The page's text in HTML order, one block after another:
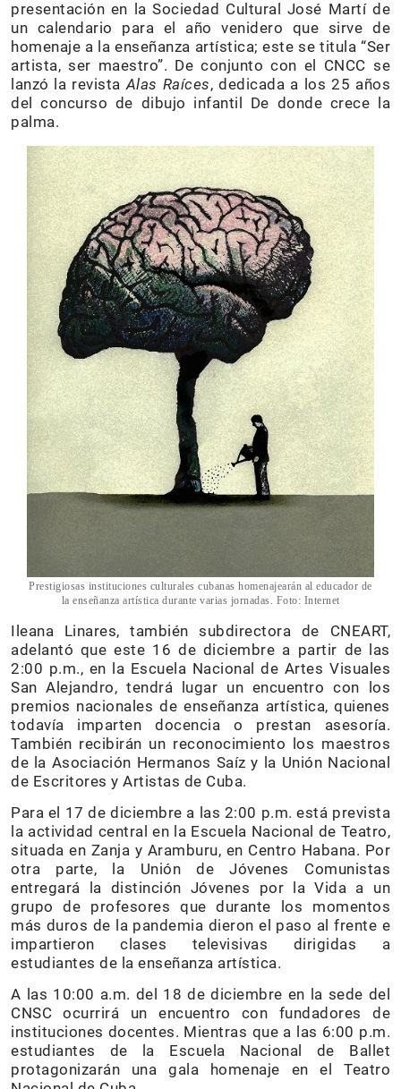
presentación en la Sociedad Cultural José Martí de
un calendario para el año venidero que sirve de
homenaje a la enseñanza artística; este se titula “Ser
artista, ser maestro”. De conjunto con el CNCC se
lanzó la revistaAlas Raíces, dedicada a los 25 años
del concurso de dibujo infantil De donde crece la
palma.
Prestigiosas instituciones culturales cubanas homenajearán al educador de
la enseñanza artística durante varias jornadas. Foto: Internet
Ileana Linares, también subdirectora de CNEART,
adelantó que este 16 de diciembre a partir de las
2:00 p.m., en la Escuela Nacional de Artes Visuales
San Alejandro, tendrá lugar un encuentro con los
premios nacionales de enseñanza artística, quienes
todavía imparten docencia o prestan asesoría.
También recibirán un reconocimiento los maestros
de la Asociación Hermanos Saíz y la Unión Nacional
de Escritores y Artistas de Cuba.
Para el 17 de diciembre a las 2:00 p.m. está prevista
la actividad central en la Escuela Nacional de Teatro,
situada en Zanja y Aramburu, en Centro Habana. Por
otra parte, la Unión de Jóvenes Comunistas
entregará la distinción Jóvenes por la Vida a un
grupo de profesores que durante los momentos
más duros de la pandemia dieron el paso al frente e
impartieron clases televisivas dirigidas a
estudiantes de la enseñanza artística.
A las 10:00 a.m. del 18 de diciembre en la sede del
CNSC ocurrirá un encuentro con fundadores de
instituciones docentes. Mientras que a las 6:00 p.m.
estudiantes de la Escuela Nacional de Ballet
protagonizarán una gala homenaje en el Teatro